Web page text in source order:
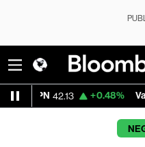
+0.48% Vale ON 75.39